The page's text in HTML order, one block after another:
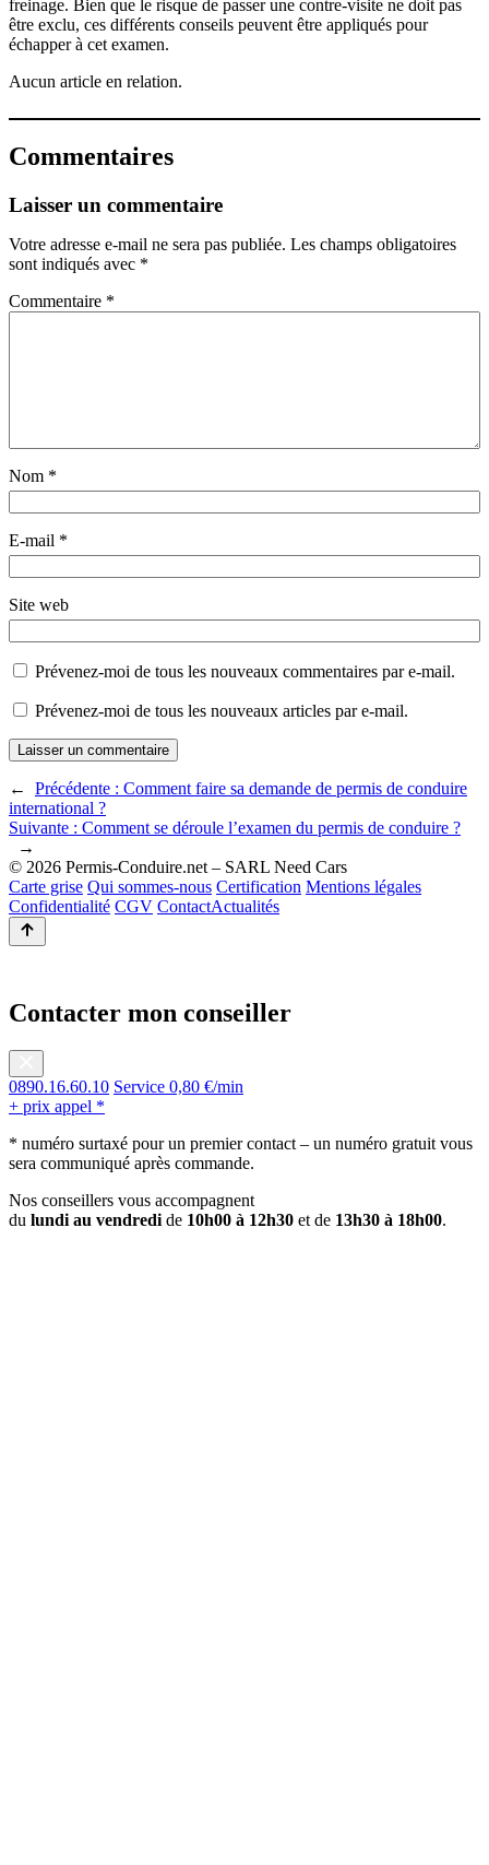
freinage. Bien que le risque de passer une contre-visite ne doit pas
être exclu, ces différents conseils peuvent être appliqués pour
échapper à cet examen.
Aucun article en relation.
Commentaires
Laisser un commentaire
Votre adresse e-mail ne sera pas publiée. Les champs obligatoires
sont indiqués avec *
Commentaire *
Nom *
E-mail *
Site web
Prévenez-moi de tous les nouveaux commentaires par e-mail.
Prévenez-moi de tous les nouveaux articles par e-mail.
← Précédente : Comment faire sa demande de permis de conduire
international ?
Suivante : Comment se déroule l’examen du permis de conduire ?
→
© 2026 Permis-Conduire.net – SARL Need Cars
Carte grise Qui sommes-nous Certification Mentions légales
Confidentialité CGV ContactActualités
Contacter mon conseiller
0890.16.60.10 Service 0,80 €/min
+ prix appel *
* numéro surtaxé pour un premier contact – un numéro gratuit vous
sera communiqué après commande.
Nos conseillers vous accompagnent
du lundi au vendredi de 10h00 à 12h30 et de 13h30 à 18h00.